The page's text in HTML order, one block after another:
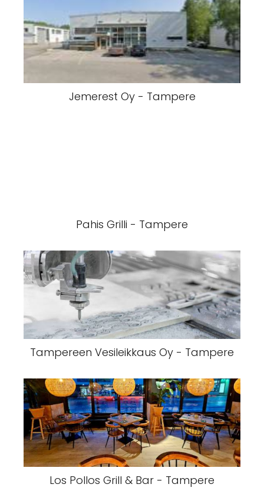
Jemerest Oy - Tampere
Pahis Grilli - Tampere
Tampereen Vesileikkaus Oy - Tampere
Los Pollos Grill & Bar - Tampere